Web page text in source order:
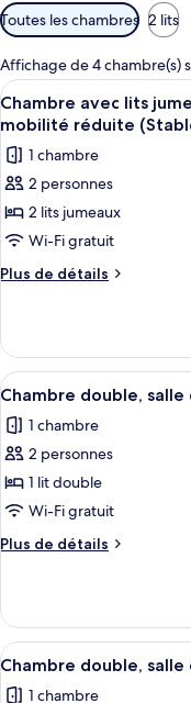
Filtres
disponibles
pour
les
chambres
Toutes les chambres 2 lits
Affichage de 4 chambre(s)
Afficher
toutes
les
photos
pour
ce
type
de
avec
lits
jumeaux,
accessible
aux
personnes
à
mobilité
réduite
6
Chambre avec lits
mobilité réduite
1 chambre
2 personnes
2 lits jumeaux
Wi-Fi gratuit
Plus de détails
Plus
Chambre
avec
lits
accessible
aux
à
mobilité
(Stable
Afficher
toutes
les
photos
pour
ce
type
de
Chambre
double,
salle
de
16
Chambre double,
1 chambre
2 personnes
1 lit double
Wi-Fi gratuit
Plus de détails
Plus
Chambre
double,
salle
Afficher
toutes
6
Chambre double,
1 chambre